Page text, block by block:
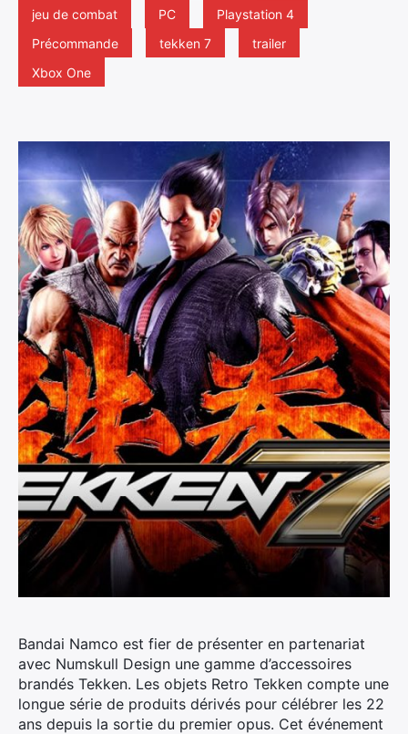
jeu de combat
PC
Playstation 4
Précommande
tekken 7
trailer
Xbox One
Bandai Namco est fier de présenter en partenariat
avec Numskull Design une gamme d’accessoires
brandés Tekken. Les objets Retro Tekken compte une
longue série de produits dérivés pour célébrer les 22
ans depuis la sortie du premier opus. Cet événement